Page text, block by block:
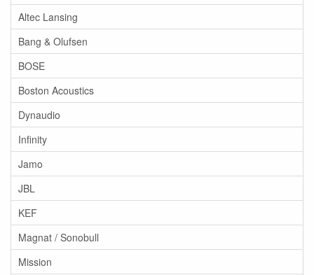
Altec Lansing
Bang & Olufsen
BOSE
Boston Acoustics
Dynaudio
Infinity
Jamo
JBL
KEF
Magnat / Sonobull
Mission